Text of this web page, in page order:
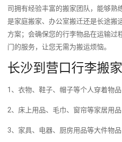
司拥有经验丰富的搬家团队，能够熟
是家庭搬家、办公室搬迁还是长途搬
方案；会确保您的行李物品在运输过
门的服务，让您无需为搬运烦恼。
长沙到营口行李搬
1、衣物、鞋子、帽子等个人穿着物品
2、床上用品、毛巾、窗帘等家居用品
3、家具、电器、厨房用品等大件物品